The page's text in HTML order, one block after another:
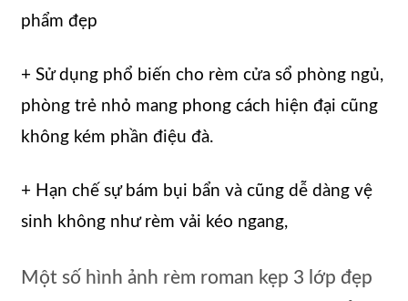
phẩm đẹp
+ Sử dụng phổ biến cho rèm cửa sổ phòng ngủ,
phòng trẻ nhỏ mang phong cách hiện đại cũng
không kém phần điệu đà.
+ Hạn chế sự bám bụi bẩn và cũng dễ dàng vệ
sinh không như rèm vải kéo ngang,
Một số hình ảnh rèm roman kẹp 3 lớp đẹp